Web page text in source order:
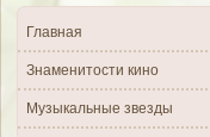
Главная
Знаменитости кино
Музыкальные звезды